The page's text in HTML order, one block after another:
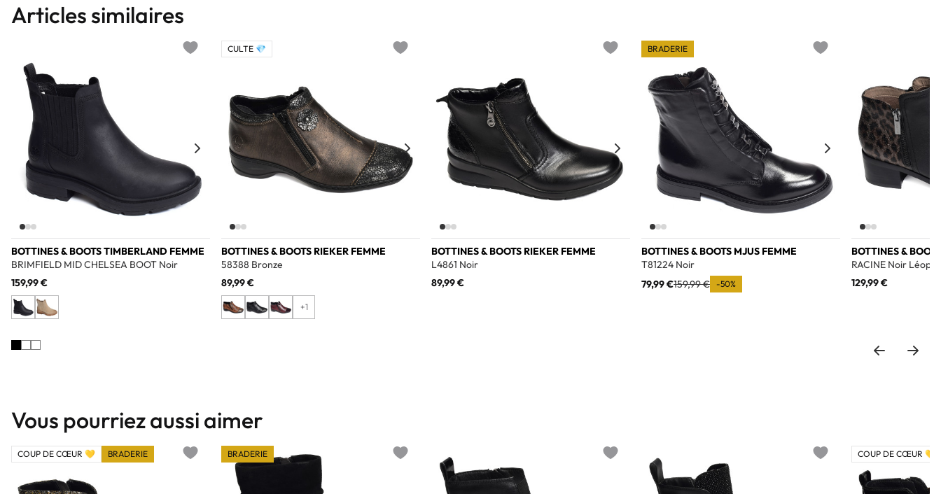
Articles similaires
BOTTINES & BOOTS TIMBERLAND FEMME
BRIMFIELD MID CHELSEA BOOT Noir
159,99 €
BOTTINES & BOOTS RIEKER FEMME
58388 Bronze
89,99 €
+1
CULTE 💎
BOTTINES & BOOTS RIEKER FEMME
L4861 Noir
89,99 €
BOTTINES & BOOTS MJUS FEMME
T81224 Noir
79,99 €159,99 € -50%
BRADERIE
BOTTINES &
RACINE Noir
129,99 €
Vous pourriez aussi aimer
COUP DE CŒUR 💛 BRADERIE
Add to wishlist
BRADERIE
Add to wishlist Add to wishlist Add to wishlist
COUP DE CŒUR 💛